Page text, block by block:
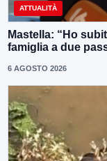
ATTUALITÀ
Mastella: “Ho
famiglia a due
6 AGOSTO 2026